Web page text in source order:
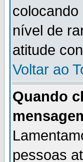
nível de
atitude
Voltar ao
Quando
pessoas